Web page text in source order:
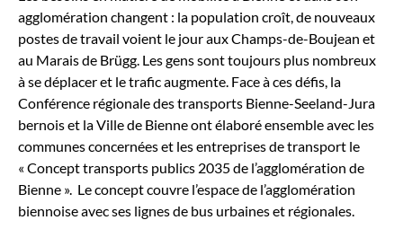
agglomération changent : la population croît, de nouveaux
postes de travail voient le jour aux Champs-de-Boujean et
au Marais de Brügg. Les gens sont toujours plus nombreux
à se déplacer et le trafic augmente. Face à ces défis, la
Conférence régionale des transports Bienne-Seeland-Jura
bernois et la Ville de Bienne ont élaboré ensemble avec les
communes concernées et les entreprises de transport le
« Concept transports publics 2035 de l’agglomération de
Bienne ». Le concept couvre l’espace de l’agglomération
biennoise avec ses lignes de bus urbaines et régionales.